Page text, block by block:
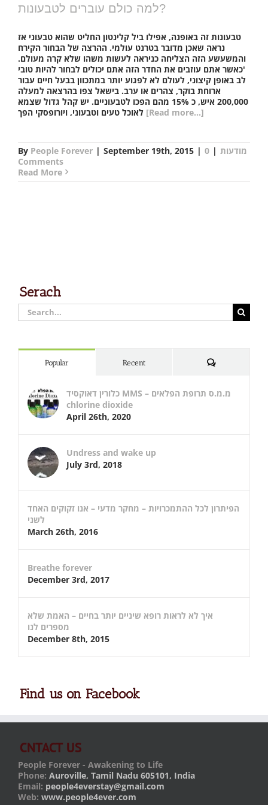
למה כולם עוברים לטבעונות?
טבעונות זה באופנה, אפילו ביל קלינטון החליט שהוא טבעוני אז
נראה שאכן מדובר בטרנט עולמי. ההרצה של הבחור הקירח
והמשעשע הזה הצליחה כניראה לעשות משהו שלא קרה מעולם.
'כאשר אתם עוזבים את החדר הזה אתם יכולים לבחור להיות טובי
לב באופן קיצוני, לעולם לא לפגוע יותר במתכוון בבעל חיים עבור
ארוחת בוקר, צהרים או ערב. בישאל צפו בהרצאה למעלה
200,000 איש, כ 15% מהם הפכו לטבעוניים. יש קהל גדול שצמא
[Read more...]
By People Forever | September 19th, 2015 | מודעות |
0
Comments
Read More
Serach
Search
for:
Popular Recent Comments
כלורין דאוקסיד MMS – מ.מ.ס תרופת הפלאים
chlorine dioxide
April 26th, 2020
Undress and wake up
July 3rd, 2018
הפיתרון לכל ההתמכרויות – מחקר מדעי – אנו זקוקים האחד
לשני
March 26th, 2016
Breathe forever
December 3rd, 2017
איך לא לראות רופא שיניים יותר בחיים – האמת שלא
מספרים לנו
December 8th, 2015
Find us on Facebook
CNTACT US
People Forever - Awakening to Life
Phone: Auroville, Tamil Nadu 605101, India
Email: people4everstay@gmail.com
Web: www.people4ever.com